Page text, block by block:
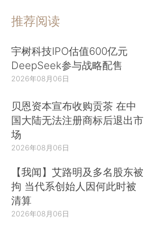
推荐阅读
宇树科技IPO估值600亿元
DeepSeek参与战略配售
2026年08月06日
贝恩资本宣布收购贡茶 在中
国大陆无法注册商标后退出市
场
2026年08月06日
【我闻】艾路明及多名股东被
拘 当代系创始人因何此时被
清算
2026年08月06日